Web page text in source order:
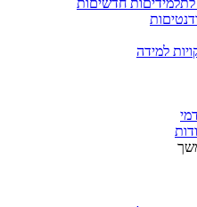
חדשיםות
למידה